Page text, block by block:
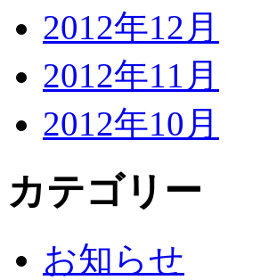
2012年12月
2012年11月
2012年10月
カテゴリー
お知らせ